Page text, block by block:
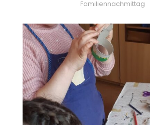
Familiennachmittag